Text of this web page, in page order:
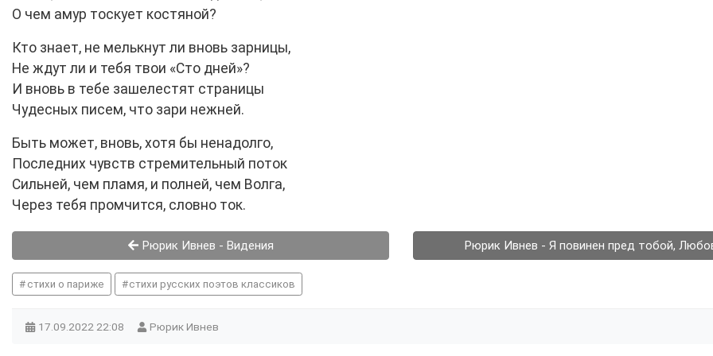
О чем амур тоскует костяной?
Кто знает, не мелькнут ли вновь зарницы,
Не ждут ли и тебя твои «Сто дней»?
И вновь в тебе зашелестят страницы
Чудесных писем, что зари нежней.
Быть может, вновь, хотя бы ненадолго,
Последних чувств стремительный поток
Сильней, чем пламя, и полней, чем Волга,
Через тебя промчится, словно ток.
Рюрик Ивнев - Видения Рюрик Ивнев - Я повинен пред тобой,
стихи о париже стихи русских поэтов классиков
17.09.2022 22:08 Рюрик Ивнев